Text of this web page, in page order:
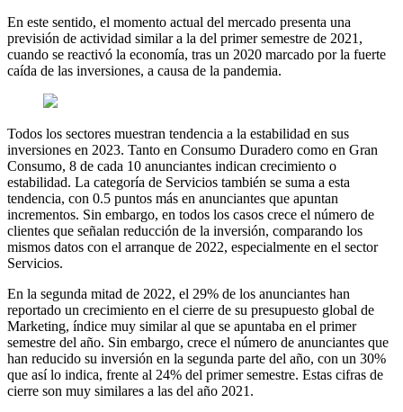
En este sentido, el momento actual del mercado presenta una
previsión de actividad similar a la del primer semestre de 2021,
cuando se reactivó la economía, tras un 2020 marcado por la fuerte
caída de las inversiones, a causa de la pandemia.
Todos los sectores muestran tendencia a la estabilidad en sus
inversiones en 2023. Tanto en Consumo Duradero como en Gran
Consumo, 8 de cada 10 anunciantes indican crecimiento o
estabilidad. La categoría de Servicios también se suma a esta
tendencia, con 0.5 puntos más en anunciantes que apuntan
incrementos. Sin embargo, en todos los casos crece el número de
clientes que señalan reducción de la inversión, comparando los
mismos datos con el arranque de 2022, especialmente en el sector
Servicios.
En la segunda mitad de 2022, el 29% de los anunciantes han
reportado un crecimiento en el cierre de su presupuesto global de
Marketing, índice muy similar al que se apuntaba en el primer
semestre del año. Sin embargo, crece el número de anunciantes que
han reducido su inversión en la segunda parte del año, con un 30%
que así lo indica, frente al 24% del primer semestre. Estas cifras de
cierre son muy similares a las del año 2021.